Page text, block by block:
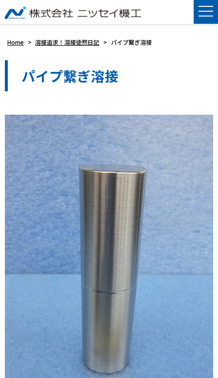
Home > 溶接追求！溶接徒然日記 > パイプ繋ぎ溶接
パイプ繋ぎ溶接